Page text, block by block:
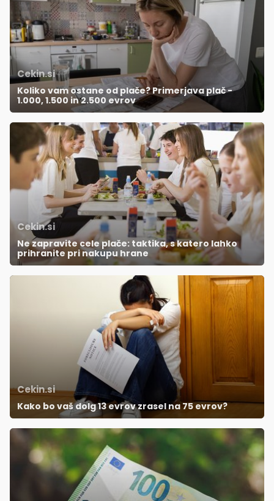
Cekin.si
Koliko vam ostane od plače? Primerjava plač -
1.000, 1.500 in 2.500 evrov
Cekin.si
Ne zapravite cele plače: taktika, s katero lahko
prihranite pri nakupu hrane
Cekin.si
Kako bo vaš dolg 13 evrov zrasel na 75 evrov?